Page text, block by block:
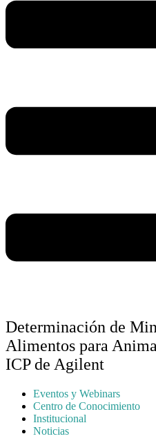
Determinación de
Alimentos para
ICP de Agilent
Eventos y Webinars
Centro de Conocimiento
Institucional
Noticias